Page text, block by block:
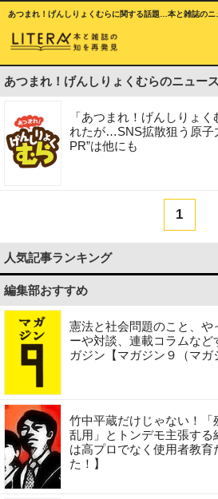
あつまれ！げんしりょくむらに関する話題…本と雑誌のニ
あつまれ！げんしりょくむらのニュー
「あつまれ！げんしりょ
れたが…SNS拡散狙う原子
PR”は他にも
1
人気記事ランキング
編集部おすすめ
憲法と社会問題のこと、や
ーや対談、連載コラムな
ガジン【マガジン９（マガ
竹中平蔵だけじゃない！
乱用」とトンデモ主張する
は高プロでなく使用者教育
た！】